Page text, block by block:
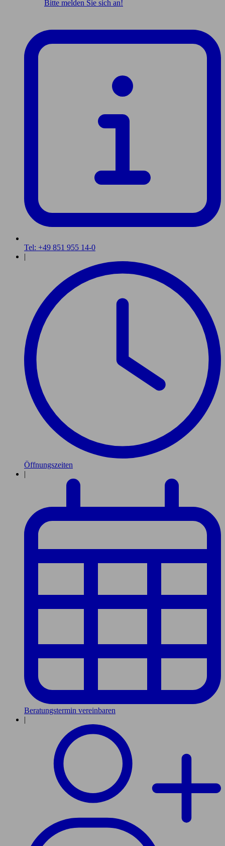
Bitte melden Sie sich an!
Tel: +49 851 955 14-0
|
Öffnungszeiten
|
Beratungstermin vereinbaren
|